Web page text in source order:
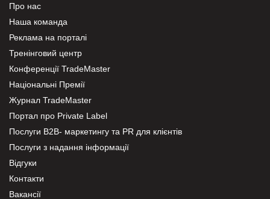
Про нас
Наша команда
Реклама на порталі
Тренінговий центр
Конференції TradeMaster
Національні Премії
Журнал TradeMaster
Портал про Private Label
Послуги В2В- маркетингу та PR для клієнтів
Послуги з надання інформації
Відгуки
Контакти
Вакансії